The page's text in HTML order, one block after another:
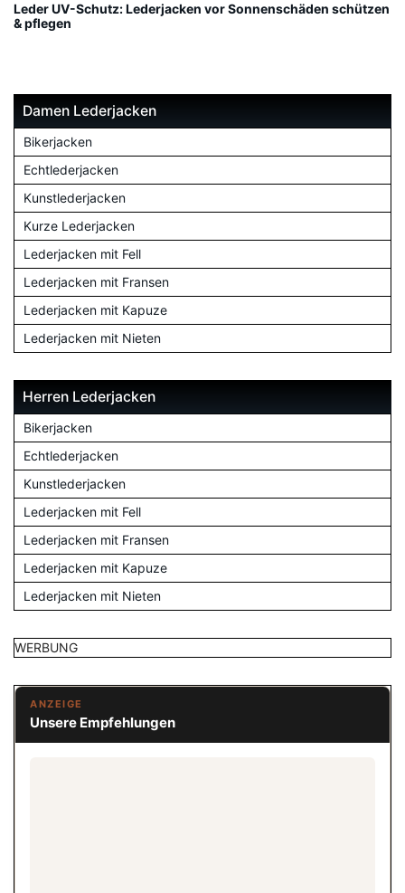
Leder UV-Schutz: Lederjacken vor Sonnenschäden schützen
& pflegen
Damen Lederjacken
Bikerjacken
Echtlederjacken
Kunstlederjacken
Kurze Lederjacken
Lederjacken mit Fell
Lederjacken mit Fransen
Lederjacken mit Kapuze
Lederjacken mit Nieten
Herren Lederjacken
Bikerjacken
Echtlederjacken
Kunstlederjacken
Lederjacken mit Fell
Lederjacken mit Fransen
Lederjacken mit Kapuze
Lederjacken mit Nieten
WERBUNG
ANZEIGE
Unsere Empfehlungen